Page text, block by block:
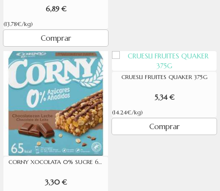
6,89 €
(13.78€/kg)
Comprar
CORNY XOCOLATA 0% SUCRE 6X20GR
3,30 €
CRUESLI FRUITES QUAKER 375G
5,34 €
(14.24€/kg)
Comprar